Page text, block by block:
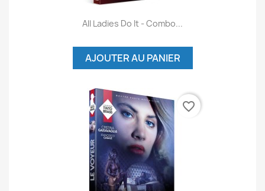
All Ladies Do It - Combo...
AJOUTER AU PANIER
favorite_border